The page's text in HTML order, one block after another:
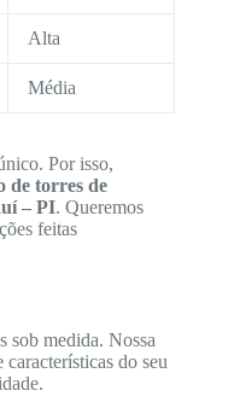
Alta
Média
Por isso,
de torres de
– PI. Queremos
feitas
sob medida. Nossa
características do seu